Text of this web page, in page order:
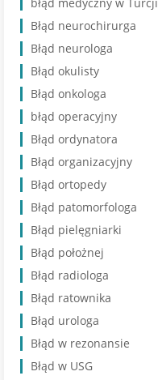
Błąd neurochirurga
Błąd neurologa
Błąd okulisty
Błąd onkologa
błąd operacyjny
Błąd ordynatora
Błąd organizacyjny
Błąd ortopedy
Błąd patomorfologa
Błąd pielęgniarki
Błąd położnej
Błąd radiologa
Błąd ratownika
Błąd urologa
Błąd w rezonansie
Błąd w USG